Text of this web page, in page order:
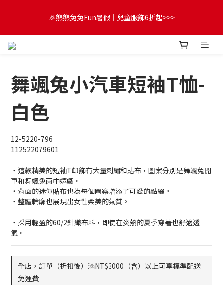
💌】
🎉熊熊兔兔Fun暑假｜兒童服飾6折起>>>
😍FUN暑假！童裝開心購【滿$3,000，送$300 (最高回饋$1,200)
💌】
舞颯兔小汽車短袖T恤-
白色
12-5220-796
112522079601
・這款精美的短袖T卹飾有大量刺繡和貼布，圖案分別是舞颯兔開
車和舞颯兔雨中嬉戲。
・背面的迷你貼布也為每個圖案增添了可愛的點綴。
・整體輪廓也展現出女性柔美的氣質。
・採用輕盈的60/2針織布料，即使在炎熱的夏季穿著也舒適透
氣。
全店，訂單（折扣後）滿NT$3000（含）以上可享標準配送
免運費